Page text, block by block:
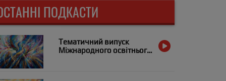
ПОДКАСТИ
Тематичний випуск
Міжнародного освітнього